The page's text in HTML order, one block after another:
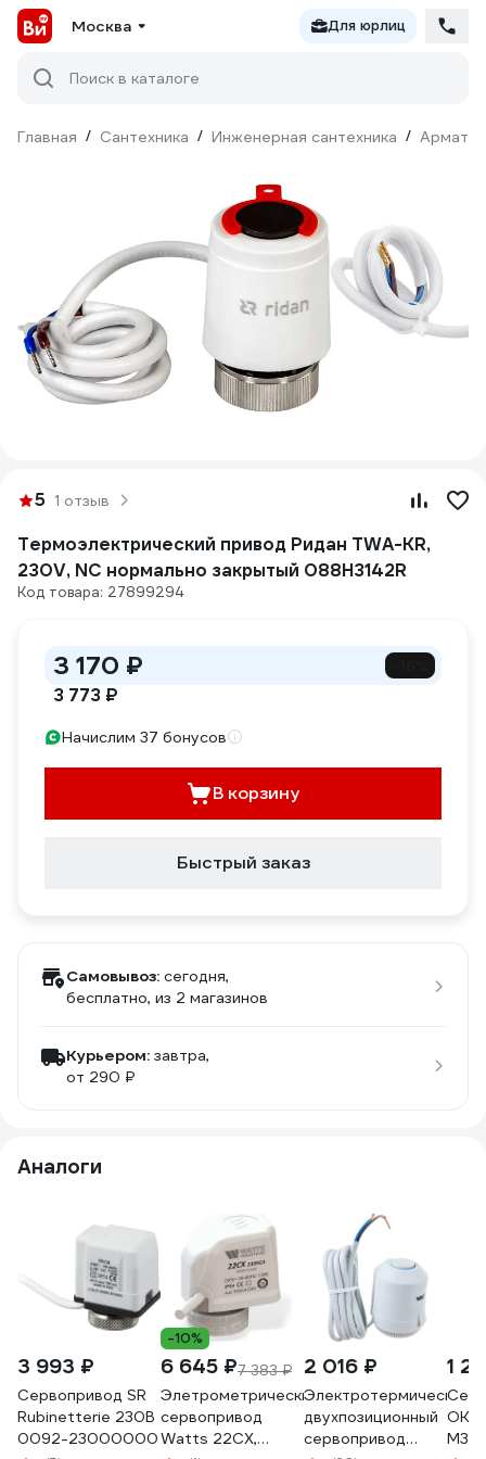
Москва Для юрлиц
Поиск в каталоге
Главная / Сантехника / Инженерная сантехника /
5 1 отзыв
Термоэлектрический привод Ридан TWA-KR,
230V, NC нормально закрытый 088H3142R
Код товара: 27899294
3 170 ₽
3 773 ₽
Начислим 37 бонусов
В корзину
Быстрый заказ
Самовывоз: сегодня,
бесплатно, из 2 магазинов
Курьером: завтра,
от 290 ₽
Аналоги
3 993 ₽
Сервопривод SR
Rubinetterie 230В
0092-23000000
-10%
6 645 ₽7 383 ₽
Элетрометрический
сервопривод
Watts 22СХ,
2 016 ₽
Электротермический
двухпозиционный
сервопривод
1